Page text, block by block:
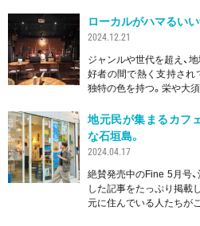
ローカルがハマるいい
2024.12.21
ジャンルや世代を超え、
好者の間で熱く支持され
独特の色を持つ。栄や大
地元民が集まるカフ
な石垣島。
2024.04.17
絶賛発売中のFine 5月号
した記事をたっぷり掲載
元に住んでいる人たちが